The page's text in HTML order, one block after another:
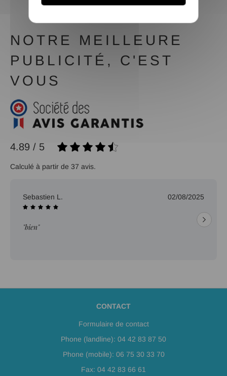
14h à 17h
NOTRE MEILLEURE
PUBLICITÉ, C'EST
VOUS
4.89 / 5
Calculé à partir de 37 avis.
Sebastien L. 02/08/2025
"bien"
CONTACT
Formulaire de contact
Phone (landline): 04 42 83 87 50
Phone (mobile): 06 75 30 33 70
Fax: 04 42 83 66 61